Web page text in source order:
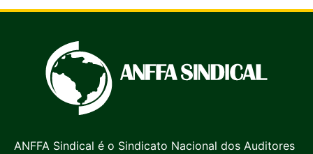
ANFFA Sindical é o Sindicato Nacional dos Auditores